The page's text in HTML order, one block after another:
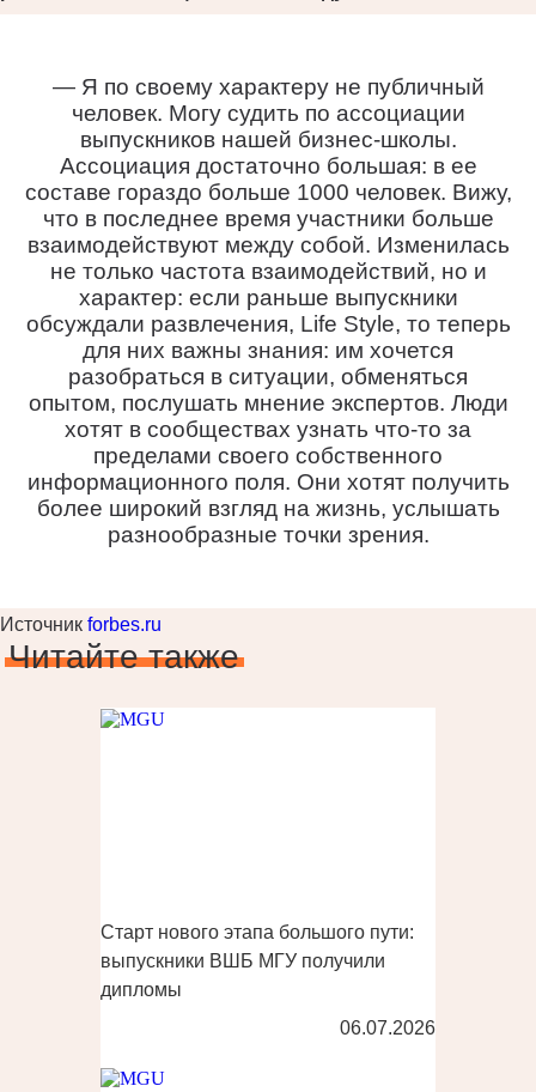
— Я по своему характеру не публичный
человек. Могу судить по ассоциации
выпускников нашей бизнес-школы.
Ассоциация достаточно большая: в ее
составе гораздо больше 1000 человек. Вижу,
что в последнее время участники больше
взаимодействуют между собой. Изменилась
не только частота взаимодействий, но и
характер: если раньше выпускники
обсуждали развлечения, Life Style, то теперь
для них важны знания: им хочется
разобраться в ситуации, обменяться
опытом, послушать мнение экспертов. Люди
хотят в сообществах узнать что-то за
пределами своего собственного
информационного поля. Они хотят получить
более широкий взгляд на жизнь, услышать
разнообразные точки зрения.
Источник forbes.ru
Читайте также
Старт нового этапа большого пути:
выпускники ВШБ МГУ получили
дипломы
06.07.2026